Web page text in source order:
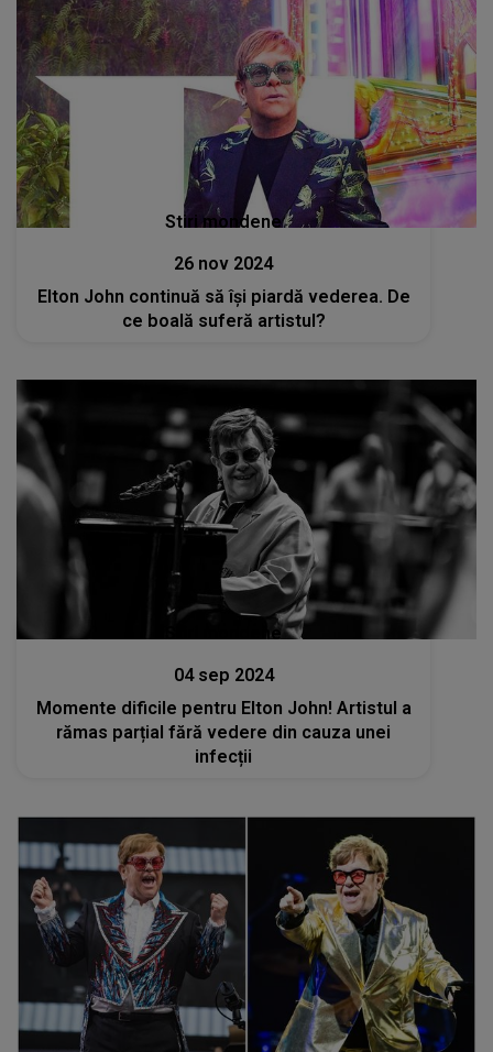
Stiri mondene
26 nov 2024
Elton John continuă să își piardă vederea. De
ce boală suferă artistul?
Stiri mondene
04 sep 2024
Momente dificile pentru Elton John! Artistul a
rămas parțial fără vedere din cauza unei
infecții